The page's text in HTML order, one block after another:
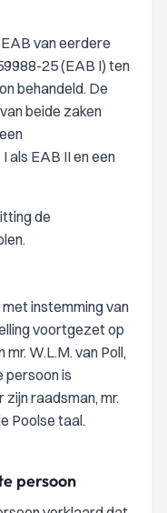
van eerdere
25 (EAB I) ten
behandeld. De
beide zaken
als EAB II en een
de
instemming van
voortgezet op
W.L.M. van Poll,
persoon is
raadsman, mr.
Poolse taal.
persoon